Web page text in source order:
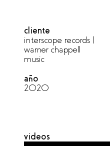
cliente
interscope records |
warner chappell
music
año
2020
videos